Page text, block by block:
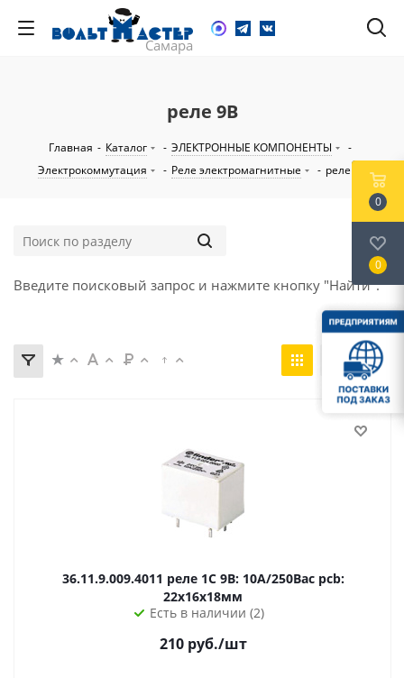
реле 9В
Главная - Каталог - ЭЛЕКТРОННЫЕ КОМПОНЕНТЫ
-
Электрокоммутация
- Реле электромагнитные - реле 9В
Введите поисковый запрос и нажмите кнопку "Найти".
36.11.9.009.4011 реле 1C 9В: 10А/250Вac pcb:
22х16х18мм
Есть в наличии (2)
210руб./шт
0
0